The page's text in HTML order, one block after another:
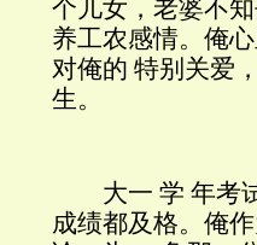
个儿女，老婆不
养工农感情。俺
对俺的 特别关爱
生。
大一 学 年考试
成绩都及格。俺